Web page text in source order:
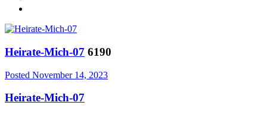
Heirate-Mich-07 6190
Posted November 14, 2023
Heirate-Mich-07